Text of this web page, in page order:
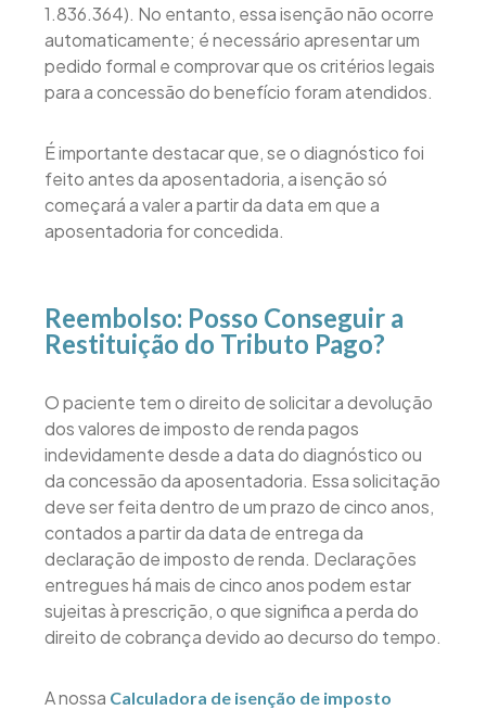
1.836.364). No entanto, essa isenção não ocorre
automaticamente; é necessário apresentar um
pedido formal e comprovar que os critérios legais
para a concessão do benefício foram atendidos.
É importante destacar que, se o diagnóstico foi
feito antes da aposentadoria, a isenção só
começará a valer a partir da data em que a
aposentadoria for concedida.
Reembolso: Posso Conseguir a
Restituição do Tributo Pago?
O paciente tem o direito de solicitar a devolução
dos valores de imposto de renda pagos
indevidamente desde a data do diagnóstico ou
da concessão da aposentadoria. Essa solicitação
deve ser feita dentro de um prazo de cinco anos,
contados a partir da data de entrega da
declaração de imposto de renda. Declarações
entregues há mais de cinco anos podem estar
sujeitas à prescrição, o que significa a perda do
direito de cobrança devido ao decurso do tempo.
A nossa Calculadora de isenção de imposto